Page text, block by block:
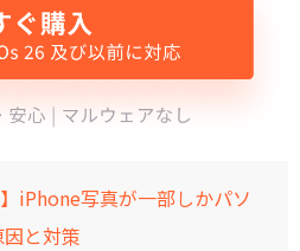
】iPhone写真が一部しかパソ
と対策